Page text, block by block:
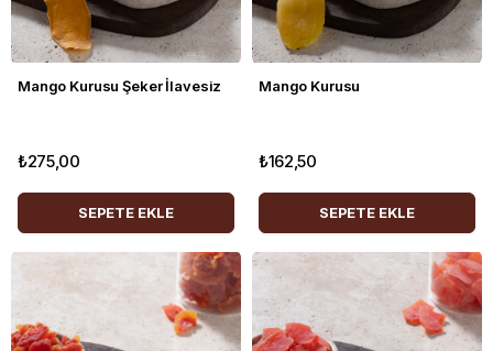
Mango Kurusu Şeker İlavesiz
₺275,00
SEPETE EKLE
Mango Kurusu
₺162,50
SEPETE EKLE